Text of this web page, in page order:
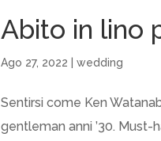
Abito in lino
Ago 27, 2022 |wedding
Sentirsi come Ken
gentleman anni ’30.